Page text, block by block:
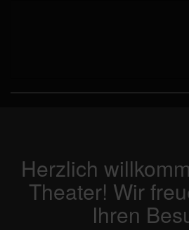
Herzlich
Theater! Wir
Ihren